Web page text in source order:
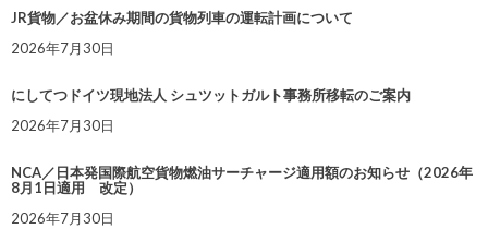
JR貨物／お盆休み期間の貨物列車の運転計画について
2026年7月30日
にしてつドイツ現地法人 シュツットガルト事務所移転のご案内
2026年7月30日
NCA／日本発国際航空貨物燃油サーチャージ適用額のお知らせ（2026年
8月1日適用 改定）
2026年7月30日